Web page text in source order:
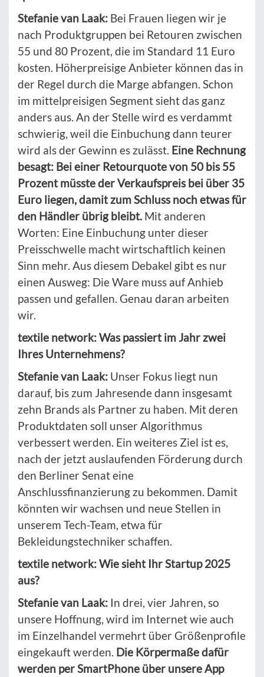
Stefanie van Laak: Bei Frauen liegen wir je
nach Produktgruppen bei Retouren zwischen
55 und 80 Prozent, die im Standard 11 Euro
kosten. Höherpreisige Anbieter können das in
der Regel durch die Marge abfangen. Schon
im mittelpreisigen Segment sieht das ganz
anders aus. An der Stelle wird es verdammt
schwierig, weil die Einbuchung dann teurer
wird als der Gewinn es zulässt. Eine Rechnung
besagt: Bei einer Retourquote von 50 bis 55
Prozent müsste der Verkaufspreis bei über 35
Euro liegen, damit zum Schluss noch etwas für
den Händler übrig bleibt. Mit anderen
Worten: Eine Einbuchung unter dieser
Preisschwelle macht wirtschaftlich keinen
Sinn mehr. Aus diesem Debakel gibt es nur
einen Ausweg: Die Ware muss auf Anhieb
passen und gefallen. Genau daran arbeiten
wir.
textile network: Was passiert im Jahr zwei
Ihres Unternehmens?
Stefanie van Laak: Unser Fokus liegt nun
darauf, bis zum Jahresende dann insgesamt
zehn Brands als Partner zu haben. Mit deren
Produktdaten soll unser Algorithmus
verbessert werden. Ein weiteres Ziel ist es,
nach der jetzt auslaufenden Förderung durch
den Berliner Senat eine
Anschlussfinanzierung zu bekommen. Damit
könnten wir wachsen und neue Stellen in
unserem Tech-Team, etwa für
Bekleidungstechniker schaffen.
textile network: Wie sieht Ihr Startup 2025
aus?
Stefanie van Laak: In drei, vier Jahren, so
unsere Hoffnung, wird im Internet wie auch
im Einzelhandel vermehrt über Größenprofile
eingekauft werden. Die Körpermaße dafür
werden per SmartPhone über unsere App